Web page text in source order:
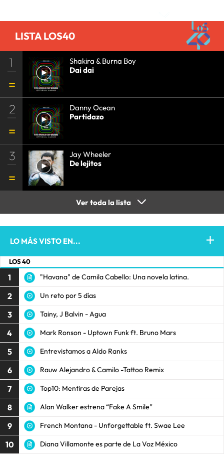
COMUNICACIÓN•COMUNICACIÓN•
LISTA LOS40
1
Shakira & Burna Boy
Dai dai
2
Danny Ocean
Partidazo
3
Jay Wheeler
De lejitos
Ver toda la lista
LO MÁS VISTO EN...
LOS 40
1 "Havana" de Camila Cabello: Una novela latina.
2 Un reto por 5 días
3 Tainy, J Balvin - Agua
4 Mark Ronson - Uptown Funk ft. Bruno Mars
5 Entrevistamos a Aldo Ranks
6 Rauw Alejandro & Camilo -Tattoo Remix
7 Top10: Mentiras de Parejas
8 Alan Walker estrena “Fake A Smile”
9 French Montana - Unforgettable ft. Swae Lee
10 Diana Villamonte es parte de La Voz México